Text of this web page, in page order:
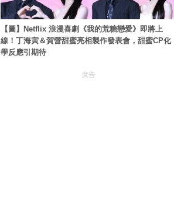
【圖】Netflix 浪漫喜劇《我的荒糖戀愛》即將上
線！丁海寅＆賀營甜蜜亮相製作發表會，甜蜜CP化
學反應引期待
廣告